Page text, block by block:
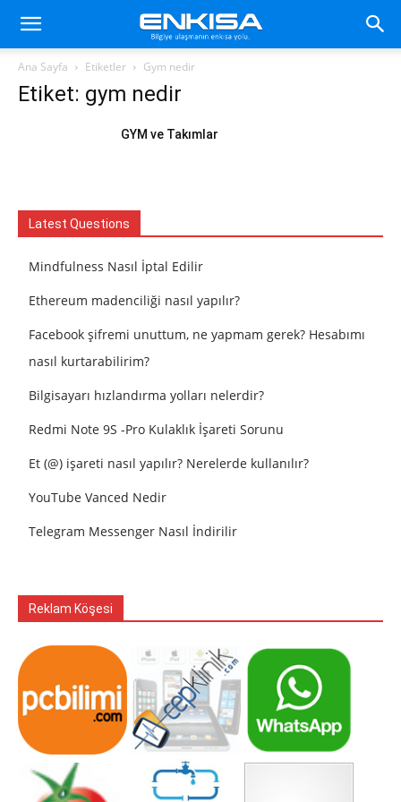
Ana Sayfa Etiketler Gym nedir
Etiket: gym nedir
GYM ve Takımlar
Latest Questions
Mindfulness Nasıl İptal Edilir
Ethereum madenciliği nasıl yapılır?
Facebook şifremi unuttum, ne yapmam gerek? Hesabımı
nasıl kurtarabilirim?
Bilgisayarı hızlandırma yolları nelerdir?
Redmi Note 9S -Pro Kulaklık İşareti Sorunu
Et (@) işareti nasıl yapılır? Nerelerde kullanılır?
YouTube Vanced Nedir
Telegram Messenger Nasıl İndirilir
Reklam Köşesi